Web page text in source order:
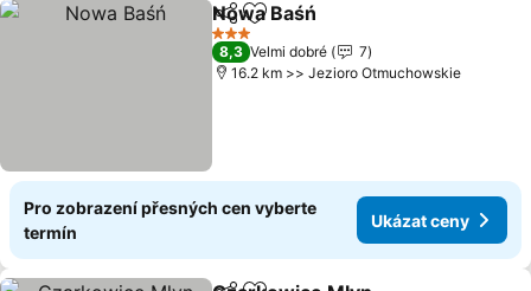
SdíletPřidat na seznam oblíbených
Nowa Baśń
3 Počet hvězdiček
8,3 Velmi dobré
7
16.2 km >> Jezioro Otmuchowskie
Pro zobrazení přesných cen vyberte
termín
Ukázat ceny